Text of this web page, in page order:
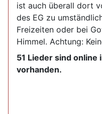
ist auch überall dort
des EG zu
Freizeiten oder bei
Himmel. Achtung:
51 Lieder sind online
vorhanden.